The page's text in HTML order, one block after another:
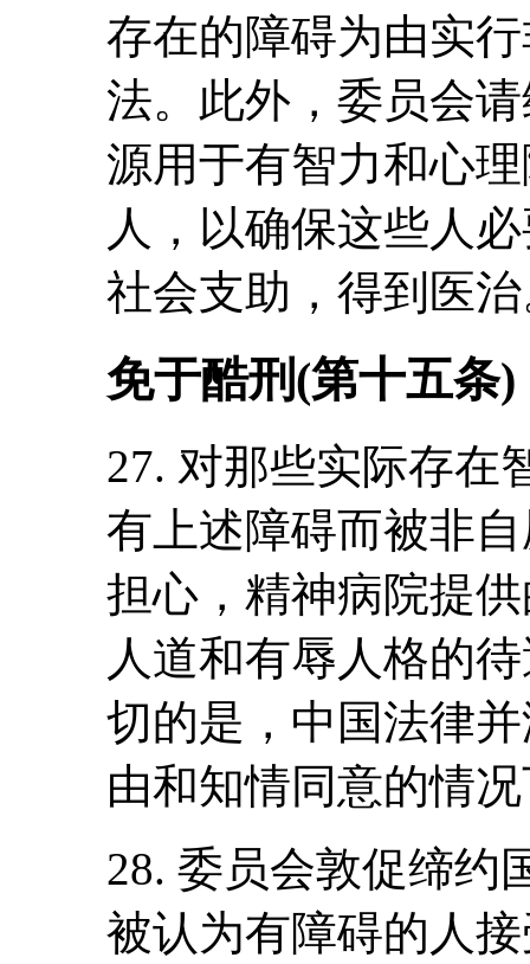
存在的障碍为由实
法。此外，委员会
源用于有智力和心
人，以确保这些人
社会支助，得到医
免于酷刑(第十五条)
27. 对那些实际存在
有上述障碍而被非
担心，精神病院提
人道和有辱人格的
切的是，中国法律
由和知情同意的情
28. 委员会敦促缔约
被认为有障碍的人